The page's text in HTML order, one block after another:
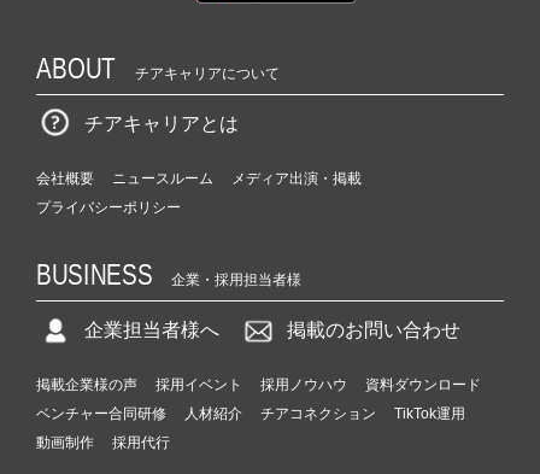
ABOUT チアキャリアについて
チアキャリアとは
会社概要 ニュースルーム
メディア出演・掲載
プライバシーポリシー
BUSINESS 企業・採用担当者様
企業担当者様へ 掲載のお問い合わせ
掲載企業様の声 採用イベント 採用ノウハウ
資料ダウンロード
ベンチャー合同研修
人材紹介 チアコネクション
TikTok運用
動画制作
採用代行